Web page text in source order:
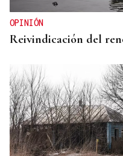
OPINIÓN
Reivindicación del